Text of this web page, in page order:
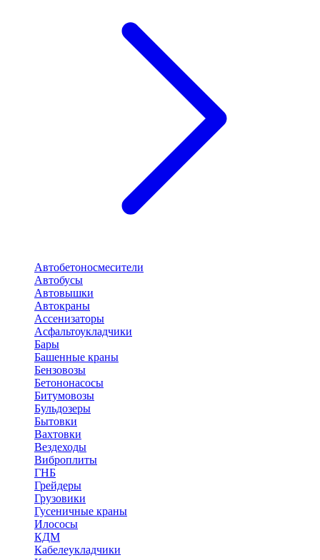
Автобетоносмесители
Автобусы
Автовышки
Автокраны
Ассенизаторы
Асфальтоукладчики
Бары
Башенные краны
Бензовозы
Бетононасосы
Битумовозы
Бульдозеры
Бытовки
Вахтовки
Вездеходы
Виброплиты
ГНБ
Грейдеры
Грузовики
Гусеничные краны
Илососы
КДМ
Кабелеукладчики